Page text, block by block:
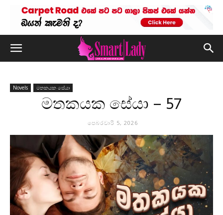
Novels මතකයක සේයා
මතකයක සේයා – 57
පෙබරවාරි 5, 2026